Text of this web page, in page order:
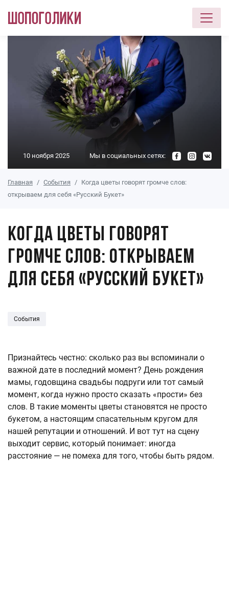
Перейти к основному содержанию
10 ноября 2025 Мы в социальных сетях:
Главная События
Когда цветы говорят громче слов:
открываем для себя «Русский Букет»
Когда цветы говорят
громче слов: открываем
для себя «Русский Букет»
События
Признайтесь честно: сколько раз вы вспоминали о
важной дате в последний момент? День рождения
мамы, годовщина свадьбы подруги или тот самый
момент, когда нужно просто сказать «прости» без
слов. В такие моменты цветы становятся не просто
букетом, а настоящим спасательным кругом для
нашей репутации и отношений. И вот тут на сцену
выходит сервис, который понимает: иногда
расстояние — не помеха для того, чтобы быть рядом.